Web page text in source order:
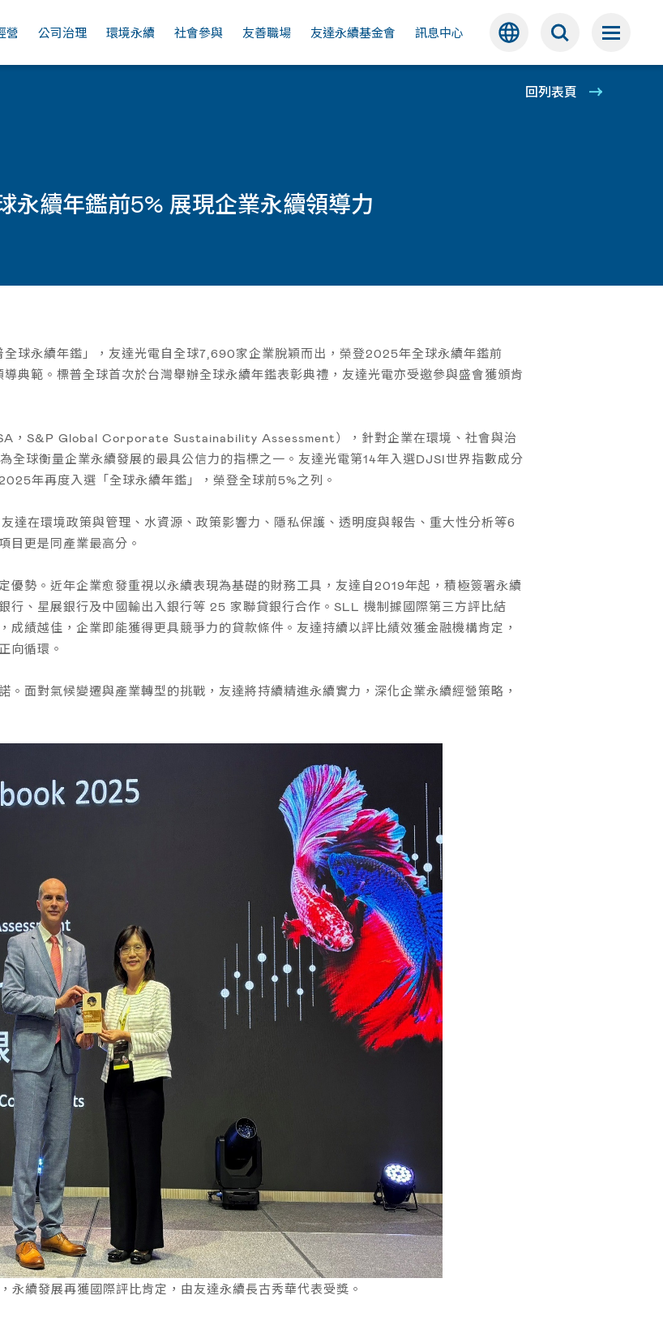
營 公司治理 環境永續 社會參與 友善職場 友達永續基金會 訊息中心
回列表頁
永續年鑑前5% 展現企業永續領導力
球永續年鑑」，友達光電自全球7,690家企業脫穎而出，榮登2025年全球永續年鑑前
典範。標普全球首次於台灣舉辦全球永續年鑑表彰典禮，友達光電亦受邀參與盛會獲頒肯
，S&P Global Corporate Sustainability Assessment），針對企業在環境、社會與治
全球衡量企業永續發展的最具公信力的指標之一。友達光電第14年入選DJSI世界指數成分
年再度入選「全球永續年鑑」，榮登全球前5%之列。
達在環境政策與管理、水資源、政策影響力、隱私保護、透明度與報告、重大性分析等6
目更是同產業最高分。
優勢。近年企業愈發重視以永續表現為基礎的財務工具，友達自2019年起，積極簽署永續
行、星展銀行及中國輸出入銀行等 25 家聯貸銀行合作。SLL 機制據國際第三方評比結
成績越佳，企業即能獲得更具競爭力的貸款條件。友達持續以評比績效獲金融機構肯定，
向循環。
。面對氣候變遷與產業轉型的挑戰，友達將持續精進永續實力，深化企業永續經營策略，
續發展再獲國際評比肯定，由友達永續長古秀華代表受獎。
企業永續責任